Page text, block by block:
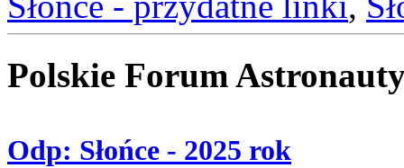
Polskie Forum
Odp: Słońce - 2025 rok